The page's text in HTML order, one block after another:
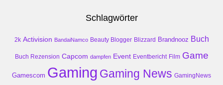
Schlagwörter
2k Activision BandaiNamco Beauty Blogger Blizzard Brandnooz Buch
Buch Rezension Capcom dampfen Event Eventbericht Film Game
Gamescom Gaming Gaming News GamingNews